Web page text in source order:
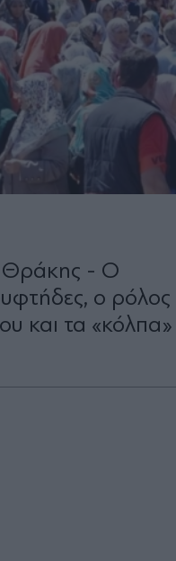
Θράκης - Ο
ο ρόλος
και τα «κόλπα»